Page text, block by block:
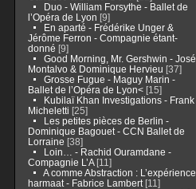
Duo - William Forsythe - Ballet de
l’Opéra de Lyon [9]
En aparté - Frédérike Unger &
Jérôme Ferron - Compagnie étant-
donné [9]
Good Morning, Mr. Gershwin - José
Montalvo & Dominique Hervieu [37]
Grosse Fugue - Maguy Marin -
Ballet de l’Opéra de Lyon<[15]
Kubilaï Khan Investigations - Frank
Micheletti [25]
Les petites pièces de Berlin -
Dominique Bagouet - CCN Ballet de
Lorraine [38]
Loin… - Rachid Ouramdane -
Compagnie L’A[11]
A comme Abstraction : L’expérience
harmaat - Fabrice Lambert[11]